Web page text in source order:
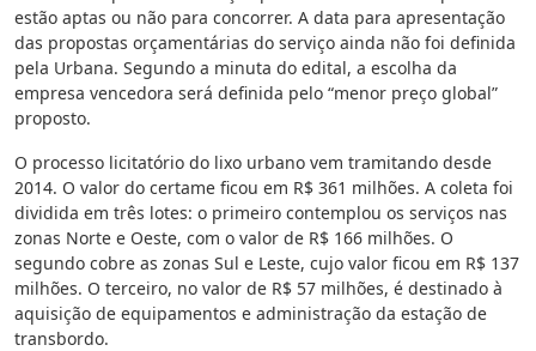
estão aptas ou não para concorrer. A data para apresentação
das propostas orçamentárias do serviço ainda não foi definida
pela Urbana. Segundo a minuta do edital, a escolha da
empresa vencedora será definida pelo “menor preço global”
proposto.
O processo licitatório do lixo urbano vem tramitando desde
2014. O valor do certame ficou em R$ 361 milhões. A coleta foi
dividida em três lotes: o primeiro contemplou os serviços nas
zonas Norte e Oeste, com o valor de R$ 166 milhões. O
segundo cobre as zonas Sul e Leste, cujo valor ficou em R$ 137
milhões. O terceiro, no valor de R$ 57 milhões, é destinado à
aquisição de equipamentos e administração da estação de
transbordo.